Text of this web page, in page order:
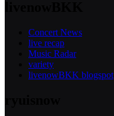
Concert News
live recap
Music Radar
variety
livenowBKK blogspot